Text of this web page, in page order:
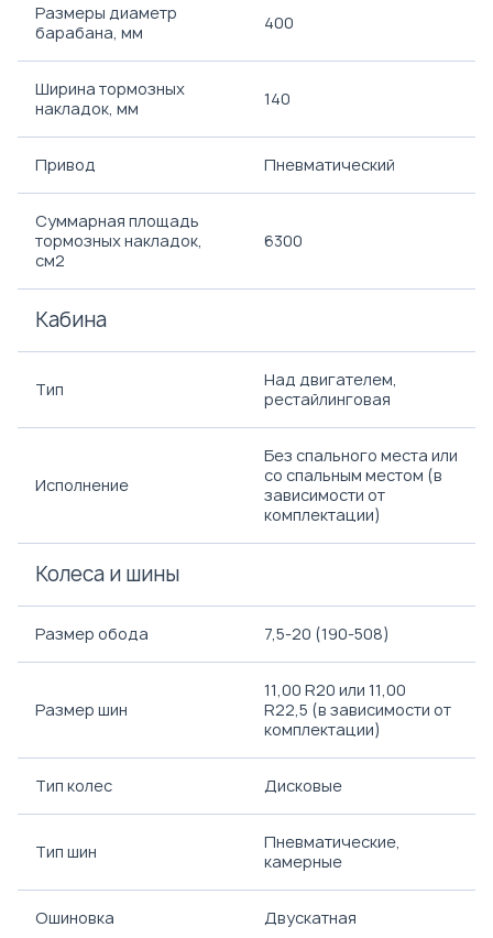
Размеры диаметр
барабана, мм
400
Ширина тормозных
накладок, мм
140
Привод Пневматический
Суммарная площадь
тормозных накладок,
см2
6300
Кабина
Тип
Над двигателем,
рестайлинговая
Исполнение
Без спального места или
со спальным местом (в
зависимости от
комплектации)
Колеса и шины
Размер обода 7,5-20 (190-508)
Размер шин
11,00 R20 или 11,00
R22,5 (в зависимости от
комплектации)
Тип колес Дисковые
Тип шин
Пневматические,
камерные
Ошиновка Двускатная